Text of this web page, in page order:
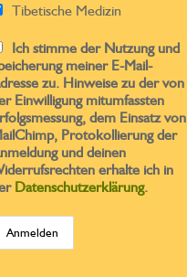
Tibetische Medizin
Ich stimme der Nutzung und
meiner E-Mail-
zu. Hinweise zu der von
Einwilligung mitumfassten
dem Einsatz von
Protokollierung der
und deinen
erhalte ich in
Datenschutzerklärung.